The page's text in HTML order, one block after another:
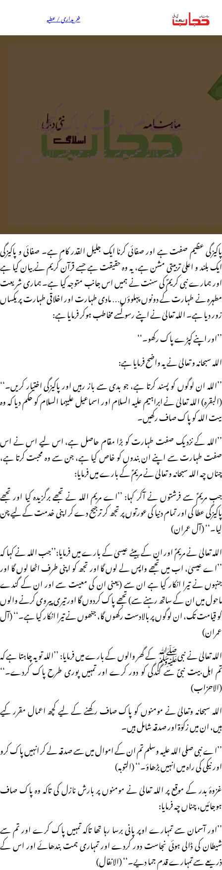
خریداری / عطیہ
بچے کے نفس و قلب کو پاک کیجیے!
تحریر: پروفیسر ڈاکٹر سمیر یونس ترجمہ: محمد ظہیر الدین بھٹی
پاکیزگی عظیم صفت ہے اور صفائی کرنا ایک جلیل القدر کام ہے۔ صفائی و پاکیزگی
ایک بلند و اعلیٰ تربیتی مشن ہے، یہ وہ حقیقت ہے جسے قرآن کریم نے بیان کیا ہے
اور ہمارے نبی کریمؐ کی سنت نے ہمیں اس جانب متوجہ کیا ہے۔ ہماری شریعت
مطہرہ نے طہارت کے دونوں پہلوؤں… مادی طہارت اور اخلاقی طہارت پر یکساں
زور دیا ہے۔ اللہ تعالیٰ نے اپنے رسولؐسے مخاطب ہوکر فرمایا ہے:
’’اور اپنے کپڑے پاک رکھو۔‘‘
اللہ سبحانہ و تعالیٰ نے یہ واضح فرمایا ہے:
’’اللہ ان لوگوں کو پسند کرتا ہے، جو بدی سے باز رہیں اور پاکیزگی اختیار کریں۔‘‘
(البقرہ) اللہ تعالیٰ نے ابراہیم علیہ السلام اور اسماعیل علیہما السلام کو حکم دیا کہ وہ
بیت اللہ کو پاک صاف رکھیں۔
’’اللہ کے نزدیک صفت طہارت کو بڑا مقام حاصل ہے، اس لیے اس نے اس
صفت طہارت سے اپنے ان بندوں کو خاص کیا ہے، جن سے وہ محبت کرتا ہے،
چناں چہ اللہ سبحانہ و تعالیٰ نے مریمؑ کے بارے میں فرمایا:
جب مریمؑ سے فرشتوں نے آکر کہا: ’’اے مریم اللہ نے تجھے برگزیدہ کیا اور تجھے
پاکیزگی عطا کی اور تمام دنیا کی عورتوں پر تجھ کر ترجیح دے کر اپنی خدمت کے لیے چن
لیا۔‘‘ (آل عمران)
اللہ تعالیٰ نے مریمؑ اور ان کے بیٹے عیسیٰ کے بارے میں فرمایا:’’جب اللہ نے کہا کہ
’’اے عیسیٰ، اب میں تجھے واپس لے لوں گا اور تجھ کو اپنی طرف اٹھا لوں گا اور
جنہوں نے تیرا انکار کیا ہے ان سے (یعنی ان کی معیت سے اور ان کے گندے
ماحول میں ان کے ساتھ رہنے سے) تجھے پاک کردوں گا اور تیری پیروی کرنے والوں
کو قیامت تک، ان لوگوں پر بالادست رکھوں گا، جنھوں نے تیرا انکار کیا ہے۔‘‘ (آل
عمران)
اللہ تعالیٰ نے نبیﷺ کے گھر والوں کے بارے میں فرمایا: ’’اللہ تو یہ چاہتا ہے کہ
تم اہل بیت نبیؐ سے گندگی کو دور کرے اور تمہیں پوری طرح پاک کردے۔‘‘
(الاحزاب)
اللہ سبحانہ وتعالیٰ نے مومنوں کو پاک صاف رکھنے کے لیے کچھ اعمال مقرر کیے
ہیں، ان میں زکوٰۃ اور صدقہ شامل ہیں۔
’’اے نبی صلی اللہ علیہ وسلم تم ان کے اموال میں سے صدقہ لے کر انہیں پاک کرو
اور نیکی کی راہ میں انہیں بڑھاؤ۔‘‘ (التوبہ)
غزوۂ بدر کے موقع پر اللہ تعالیٰ نے مومنوں پر بارش نازل کی تاکہ وہ پاک صاف
ہوجائیں، چناں چہ فرمایا:
’’اور آسمان سے تمہارے اوپر پانی برسا رہا تھا تاکہ تمہیں پاک کرے اور تم سے
شیطان کی ڈالی ہوئی نجاست دور کردے اور تمہاری ہمت بندھائے اور اس کے
ذریعے سے تمہارے قدم جما دیے۔‘‘ (الانفال)